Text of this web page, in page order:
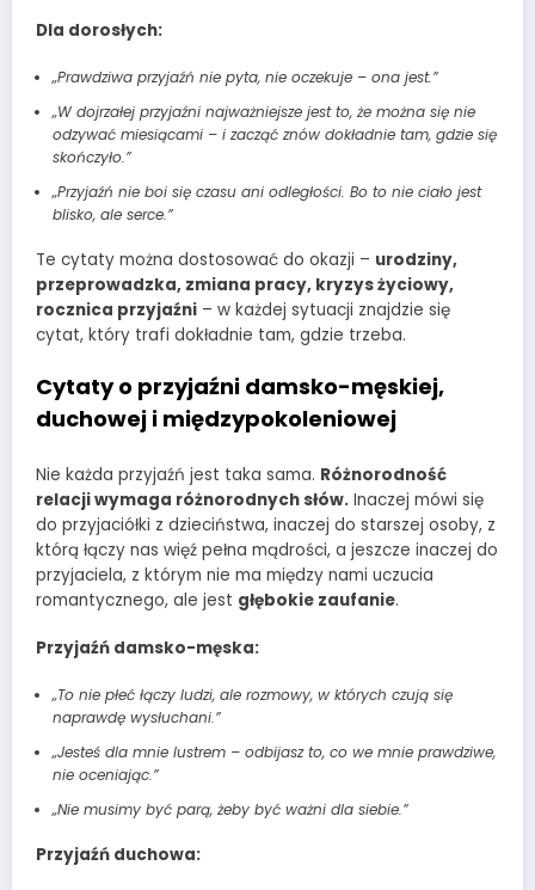
Dla dorosłych:
„Prawdziwa przyjaźń nie pyta, nie oczekuje – ona jest.”
„W dojrzałej przyjaźni najważniejsze jest to, że można się nie
odzywać miesiącami – i zacząć znów dokładnie tam, gdzie się
skończyło.”
„Przyjaźń nie boi się czasu ani odległości. Bo to nie ciało jest
blisko, ale serce.”
Te cytaty można dostosować do okazji – urodziny,
przeprowadzka, zmiana pracy, kryzys życiowy,
rocznica przyjaźni – w każdej sytuacji znajdzie się
cytat, który trafi dokładnie tam, gdzie trzeba.
Cytaty o przyjaźni damsko-męskiej,
duchowej i międzypokoleniowej
Nie każda przyjaźń jest taka sama. Różnorodność
relacji wymaga różnorodnych słów. Inaczej mówi się
do przyjaciółki z dzieciństwa, inaczej do starszej osoby, z
którą łączy nas więź pełna mądrości, a jeszcze inaczej do
przyjaciela, z którym nie ma między nami uczucia
romantycznego, ale jest głębokie zaufanie.
Przyjaźń damsko-męska:
„To nie płeć łączy ludzi, ale rozmowy, w których czują się
naprawdę wysłuchani.”
„Jesteś dla mnie lustrem – odbijasz to, co we mnie prawdziwe,
nie oceniając.”
„Nie musimy być parą, żeby być ważni dla siebie.”
Przyjaźń duchowa: